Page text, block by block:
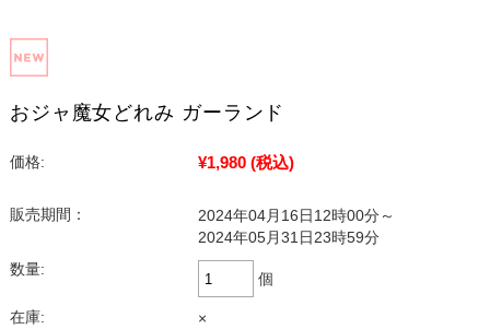
おジャ魔女どれみ ガーランド
価格: ¥1,980 (税込)
販売期間：
2024年04月16日12時00分～
2024年05月31日23時59分
数量:
個
在庫: ×